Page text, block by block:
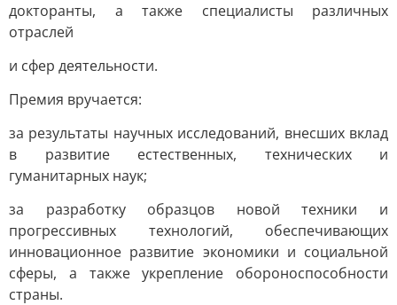
докторанты, а также специалисты различных
отраслей
и сфер деятельности.
Премия вручается:
за результаты научных исследований, внесших вклад
в развитие естественных, технических и
гуманитарных наук;
за разработку образцов новой техники и
прогрессивных технологий, обеспечивающих
инновационное развитие экономики и социальной
сферы, а также укрепление обороноспособности
страны.